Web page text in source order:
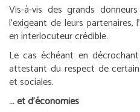
Vis-à-vis des grands
l’exigeant de leurs partenaires,
en interlocuteur crédible.
Le cas échéant en
attestant du respect de
et sociales.
… et d’économies